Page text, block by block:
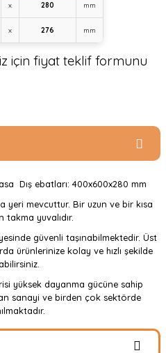
x 280 mm
x 276 mm
için fiyat teklif formunu
Dış ebatları: 400x600x280 mm
yeri mevcuttur. Bir uzun ve bir kısa
yuvalıdır.
güvenli taşınabilmektedir. Üst
ürünlerinize kolay ve hızlı şekilde
yüksek dayanma gücüne sahip
sanayi ve birden çok sektörde